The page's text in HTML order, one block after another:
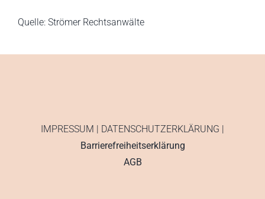
Quelle: Strömer Rechtsanwälte
IMPRESSUM | DATENSCHUTZERKLÄRUNG |
Barrierefreiheitserklärung
AGB